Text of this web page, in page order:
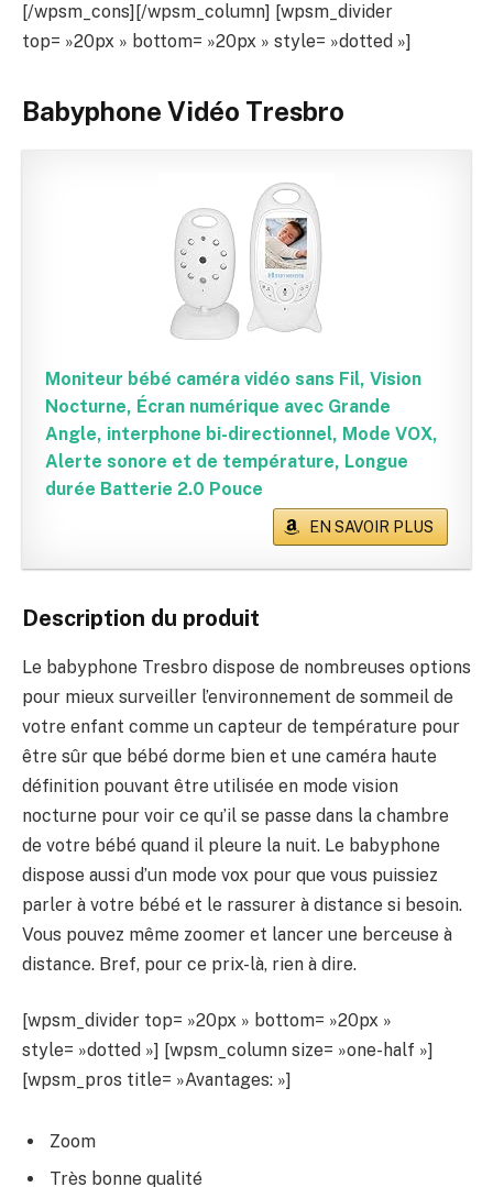
[/wpsm_cons][/wpsm_column] [wpsm_divider
top= »20px » bottom= »20px » style= »dotted »]
Babyphone Vidéo Tresbro
Moniteur bébé caméra vidéo sans Fil, Vision
Nocturne, Écran numérique avec Grande
Angle, interphone bi-directionnel, Mode VOX,
Alerte sonore et de température, Longue
durée Batterie 2.0 Pouce
EN SAVOIR PLUS
Description du produit
Le babyphone Tresbro dispose de nombreuses options
pour mieux surveiller l’environnement de sommeil de
votre enfant comme un capteur de température pour
être sûr que bébé dorme bien et une caméra haute
définition pouvant être utilisée en mode vision
nocturne pour voir ce qu’il se passe dans la chambre
de votre bébé quand il pleure la nuit. Le babyphone
dispose aussi d’un mode vox pour que vous puissiez
parler à votre bébé et le rassurer à distance si besoin.
Vous pouvez même zoomer et lancer une berceuse à
distance. Bref, pour ce prix-là, rien à dire.
[wpsm_divider top= »20px » bottom= »20px »
style= »dotted »] [wpsm_column size= »one-half »]
[wpsm_pros title= »Avantages: »]
Zoom
Très bonne qualité